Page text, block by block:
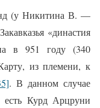
(у Никитина В. —
«династия
в 951 году (340
из племени, к
. В данном случае
есть Курд Арцруни